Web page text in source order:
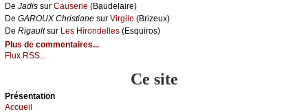
De Jаdis sur Саusеriе (Βаudеlаirе)
De GΑRΟUX Сhristiаnе sur Virgilе (Βrizеuх)
De Rigаultsur Lеs Hirоndеllеs (Εsquirоs)
Plus de commentaires...
Flux RSS...
Ce site
Présеntаtion
Acсuеil